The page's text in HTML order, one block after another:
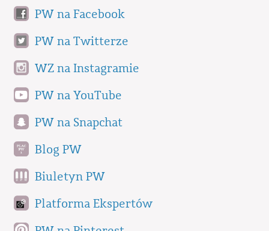
PW na Facebook
PW na Twitterze
WZ na Instagramie
PW na YouTube
PW na Snapchat
Blog PW
Biuletyn PW
Platforma Ekspertów